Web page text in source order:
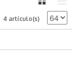
4 artículo(s)